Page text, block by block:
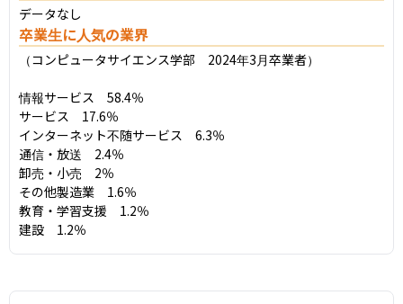
データなし
卒業生に人気の業界
（コンピュータサイエンス学部　2024年3月卒業者）
情報サービス　58.4％
サービス　17.6％
インターネット不随サービス　6.3％
通信・放送　2.4％
卸売・小売　2％
その他製造業　1.6％
教育・学習支援　1.2％
建設　1.2％